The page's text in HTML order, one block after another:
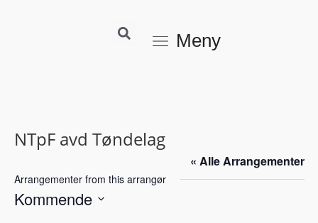
Meny
NTpF avd Tøndelag
« Alle Arrangementer
Arrangementer from this arrangør
Kommende